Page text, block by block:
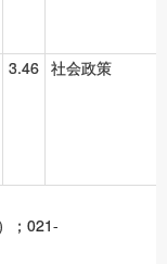
3.46 社会政策
；021-